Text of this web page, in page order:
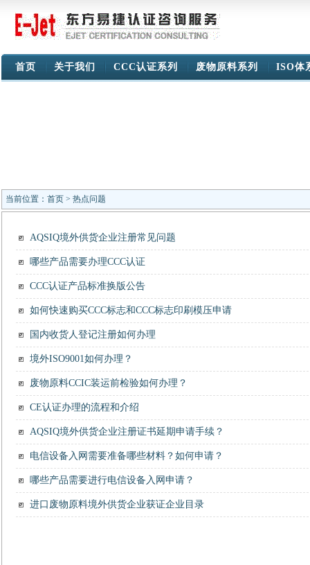
首页 关于我们 CCC认证系列 废物原料系列 ISO体
当前位置： 首页 > 热点问题
AQSIQ境外供货企业注册常见问题
哪些产品需要办理CCC认证
CCC认证产品标准换版公告
如何快速购买CCC标志和CCC标志印刷模压申请
国内收货人登记注册如何办理
境外ISO9001如何办理？
废物原料CCIC装运前检验如何办理？
CE认证办理的流程和介绍
AQSIQ境外供货企业注册证书延期申请手续？
电信设备入网需要准备哪些材料？如何申请？
哪些产品需要进行电信设备入网申请？
进口废物原料境外供货企业获证企业目录